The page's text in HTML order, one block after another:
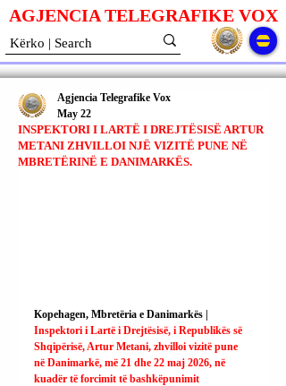
AGJENCIA TELEGRAFIKE VOX
INSPEKTORI I LARTË I DREJTËSISË ARTUR
METANI ZHVILLOI NJË VIZITË PUNE NË
MBRETËRINË E DANIMARKËS.
Agjencia Telegrafike Vox
May 22
Kopehagen, Mbretëria e Danimarkës |
Inspektori i Lartë i Drejtësisë, i Republikës së
Shqipërisë, Artur Metani, zhvilloi vizitë pune
në Danimarkë, më 21 dhe 22 maj 2026, në
kuadër të forcimit të bashkëpunimit